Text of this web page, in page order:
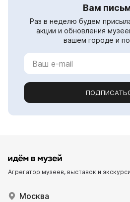
Вам
Раз в неделю будем
акции и обновления
вашем городе и
Агрегатор музеев, выставок и
Москва